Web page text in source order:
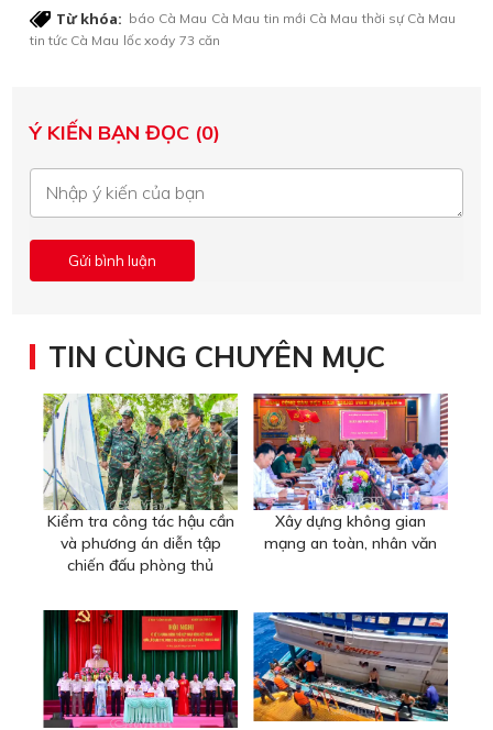
Từ khóa: báo Cà Mau Cà Mau tin mới Cà Mau thời sự Cà Mau
tin tức Cà Mau lốc xoáy 73 căn
Ý KIẾN BẠN ĐỌC (0)
TIN CÙNG CHUYÊN MỤC
Kiểm tra công tác hậu cần
và phương án diễn tập
chiến đấu phòng thủ
Xây dựng không gian
mạng an toàn, nhân văn